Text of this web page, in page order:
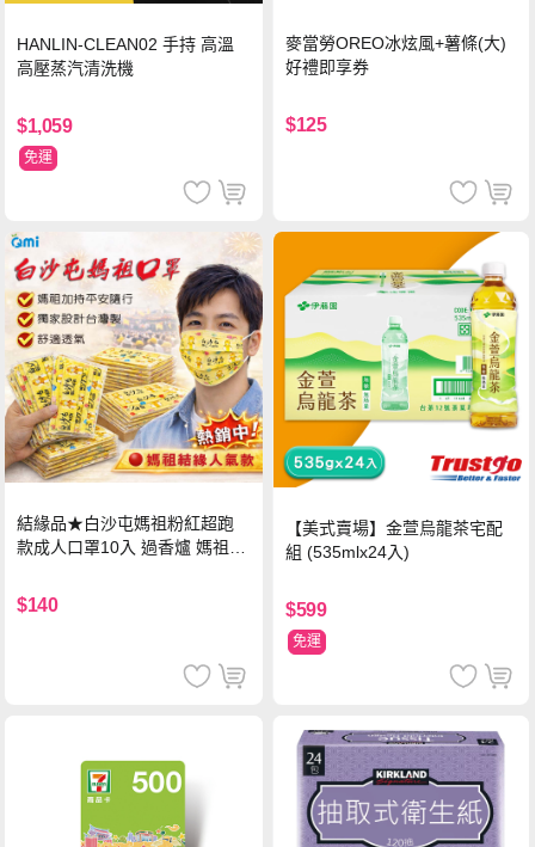
HANLIN-CLEAN02 手持 高溫
高壓蒸汽清洗機
$1,059
免運
麥當勞OREO冰炫風+薯條(大)
好禮即享券
$125
結緣品★白沙屯媽祖粉紅超跑
款成人口罩10入 過香爐 媽祖加
$140
【美式賣場】金萱烏龍茶宅配
組 (535mlx24入)
$599
免運